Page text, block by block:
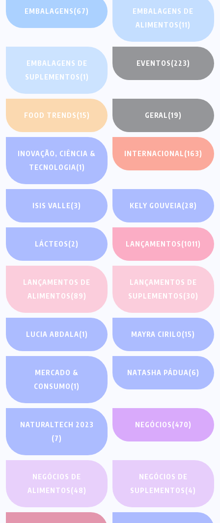
EMBALAGENS(67)
EMBALAGENS DE
ALIMENTOS(11)
EMBALAGENS DE
SUPLEMENTOS(1)
EVENTOS(223)
FOOD TRENDS(15) GERAL(19)
INOVAÇÃO, CIÊNCIA &
TECNOLOGIA(1)
INTERNACIONAL(163)
ISIS VALLE(3) KELY GOUVEIA(28)
LÁCTEOS(2) LANÇAMENTOS(1011)
LANÇAMENTOS DE
ALIMENTOS(89)
LANÇAMENTOS DE
SUPLEMENTOS(30)
LUCIA ABDALA(1) MAYRA CIRILO(15)
MERCADO &
CONSUMO(1)
NATASHA PÁDUA(6)
NATURALTECH 2023
(7)
NEGÓCIOS(470)
NEGÓCIOS DE
ALIMENTOS(48)
NEGÓCIOS DE
SUPLEMENTOS(4)